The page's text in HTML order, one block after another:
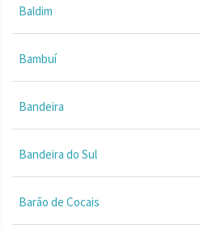
Baldim
Bambuí
Bandeira
Bandeira do Sul
Barão de Cocais